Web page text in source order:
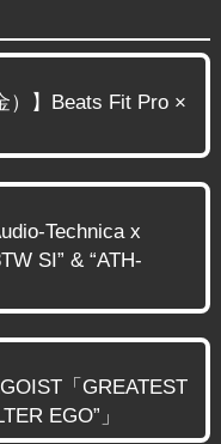
）】Beats Fit Pro ×
Technica x
SI” & “ATH-
「GREATEST
EGO”」